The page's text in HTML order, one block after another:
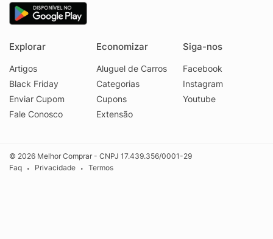
Explorar
Artigos
Black Friday
Enviar Cupom
Fale Conosco
Economizar
Aluguel de Carros
Categorias
Cupons
Extensão
Siga-nos
Facebook
Instagram
Youtube
© 2026 Melhor Comprar - CNPJ 17.439.356/0001-29
Faq
• Privacidade • Termos